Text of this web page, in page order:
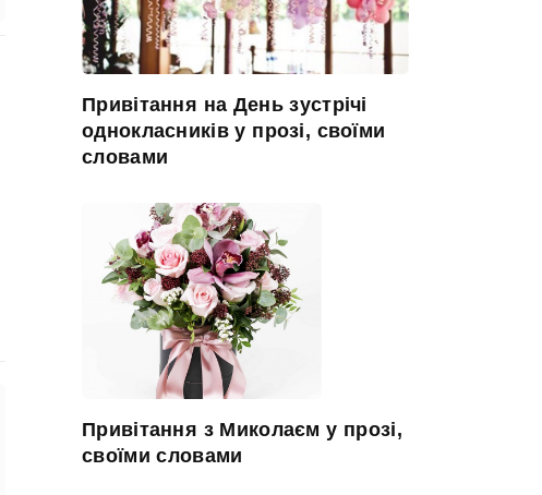
Привітання на День зустрічі
однокласників у прозі, своїми
словами
Привітання з Миколаєм у прозі,
своїми словами